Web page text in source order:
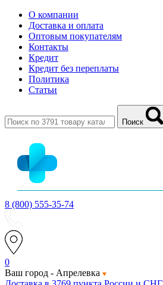
О компании
Доставка и оплата
Оптовым покупателям
Контакты
Кредит
Кредит без переплаты
Политика
Статьи
Поиск
8 (800) 555-35-74
0
Ваш город - Апрелевка